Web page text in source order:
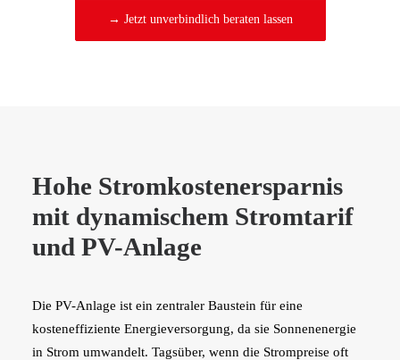
→ Jetzt unverbindlich beraten lassen
Hohe Stromkostenersparnis
mit dynamischem Stromtarif
und PV-Anlage
Die PV-Anlage ist ein zentraler Baustein für eine
kosteneffiziente Energieversorgung, da sie Sonnenenergie
in Strom umwandelt. Tagsüber, wenn die Strompreise oft